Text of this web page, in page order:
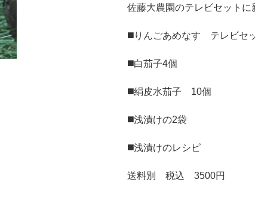
佐藤大農園のテレビセット
◼️りんごあめなす テレビセ
◼️白茄子4個
◼️絹皮水茄子 10個
◼️浅漬けの2袋
◼️浅漬けのレシピ
送料別 税込 3500円